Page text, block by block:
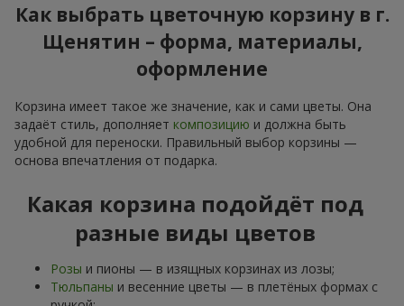
Как выбрать цветочную корзину в г.
Щенятин – форма, материалы,
оформление
Корзина имеет такое же значение, как и сами цветы. Она
задаёт стиль, дополняет композицию и должна быть
удобной для переноски. Правильный выбор корзины —
основа впечатления от подарка.
Какая корзина подойдёт под
разные виды цветов
Розы и пионы — в изящных корзинах из лозы;
Тюльпаны и весенние цветы — в плетёных формах с